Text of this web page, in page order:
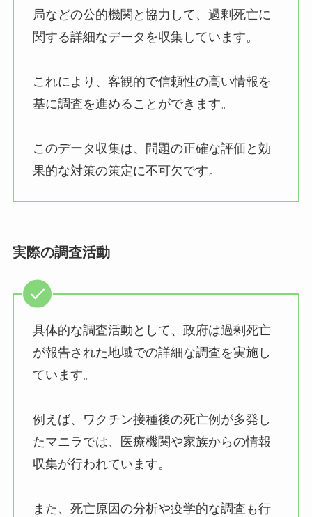
局などの公的機関と協力して、過剰死亡に
関する詳細なデータを収集しています。
これにより、客観的で信頼性の高い情報を
基に調査を進めることができます。
このデータ収集は、問題の正確な評価と効
果的な対策の策定に不可欠です。
実際の調査活動
具体的な調査活動として、政府は過剰死亡
が報告された地域での詳細な調査を実施し
ています。
例えば、ワクチン接種後の死亡例が多発し
たマニラでは、医療機関や家族からの情報
収集が行われています。
また、死亡原因の分析や疫学的な調査も行